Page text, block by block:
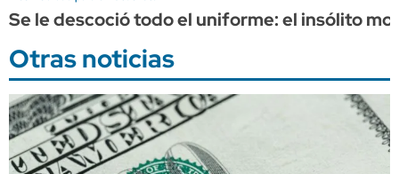
Se le descoció todo el uniforme: el insólito
Otras noticias